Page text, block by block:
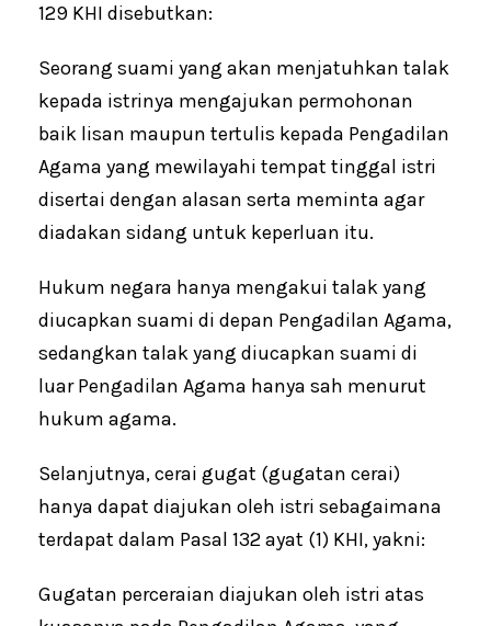
129 KHI disebutkan:
Seorang suami yang akan menjatuhkan talak
kepada istrinya mengajukan permohonan
baik lisan maupun tertulis kepada Pengadilan
Agama yang mewilayahi tempat tinggal istri
disertai dengan alasan serta meminta agar
diadakan sidang untuk keperluan itu.
Hukum negara hanya mengakui talak yang
diucapkan suami di depan Pengadilan Agama,
sedangkan talak yang diucapkan suami di
luar Pengadilan Agama hanya sah menurut
hukum agama.
Selanjutnya, cerai gugat (gugatan cerai)
hanya dapat diajukan oleh istri sebagaimana
terdapat dalam Pasal 132 ayat (1) KHI, yakni:
Gugatan perceraian diajukan oleh istri atas